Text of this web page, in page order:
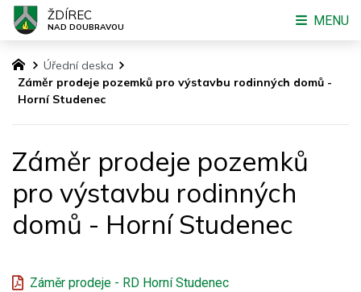
Úřední deska
Záměr prodeje pozemků pro výstavbu rodinných domů -
Horní Studenec
Záměr prodeje pozemků
pro výstavbu rodinných
domů - Horní Studenec
Záměr prodeje - RD Horní Studenec
ŽDÍREC
NAD DOUBRAVOU MENU